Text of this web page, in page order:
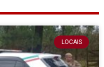
LOCAIS